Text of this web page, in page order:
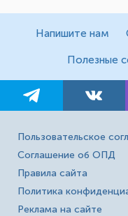
Напишите нам
Полезные
Пользовательское
Соглашение об ОПД
Правила сайта
Политика
Реклама на сайте